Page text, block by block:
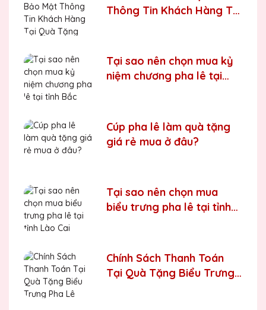
Thông Tin Khách Hàng Tại
Tại sao nên chọn mua kỷ
niệm chương pha lê tại
Cúp pha lê làm quà tặng
giá rẻ mua ở đâu?
Tại sao nên chọn mua
biểu trưng pha lê tại tỉnh
Chính Sách Thanh Toán
Tại Quà Tặng Biểu Trưng